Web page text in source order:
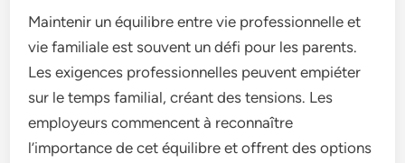
Maintenir un équilibre entre vie professionnelle et
vie familiale est souvent un défi pour les parents.
Les exigences professionnelles peuvent empiéter
sur le temps familial, créant des tensions. Les
employeurs commencent à reconnaître
l’importance de cet équilibre et offrent des options